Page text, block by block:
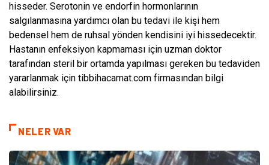
hisseder. Serotonin ve endorfin hormonlarının
salgılanmasına yardımcı olan bu tedavi ile kişi hem
bedensel hem de ruhsal yönden kendisini iyi hissedecektir.
Hastanın enfeksiyon kapmaması için uzman doktor
tarafından steril bir ortamda yapılması gereken bu tedaviden
yararlanmak için tibbihacamat.com firmasından bilgi
alabilirsiniz.
NELER VAR